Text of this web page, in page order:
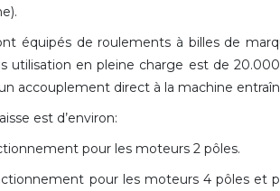
équipés de roulements à billes de
utilisation en pleine charge est de
accouplement direct à la machine
est d’environ:
pour les moteurs 2 pôles.
pour les moteurs 4 pôles et